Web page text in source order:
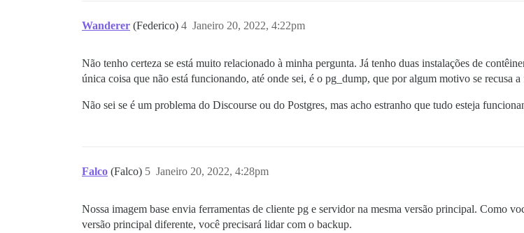
Wanderer (Federico) Janeiro 20, 2022, 4:22pm
4
Não tenho certeza se está muito relacionado à minha pergunta. Já tenho duas instalações de
única coisa que não está funcionando, até onde sei, é o pg_dump, que por algum motivo se recusa
Não sei se é um problema do Discourse ou do Postgres, mas acho estranho que tudo esteja
Falco (Falco) Janeiro 20, 2022, 4:28pm
5
Nossa imagem base envia ferramentas de cliente pg e servidor na mesma versão principal. Como
versão principal diferente, você precisará lidar com o backup.